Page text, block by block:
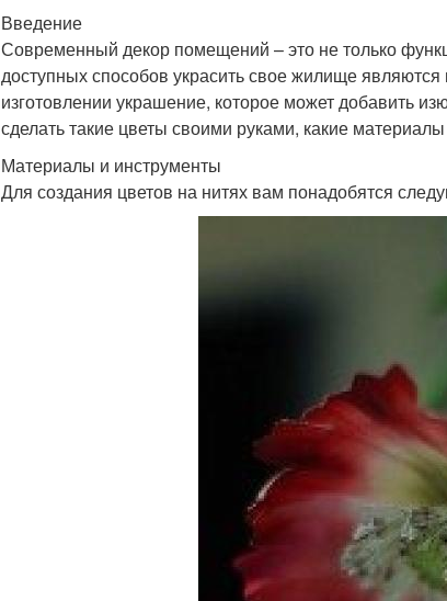
Введение
Современный декор помещений – это не только
доступных способов украсить свое жилище
изготовлении украшение, которое может добавить
сделать такие цветы своими руками, какие
Материалы и инструменты
Для создания цветов на нитях вам понадобятся